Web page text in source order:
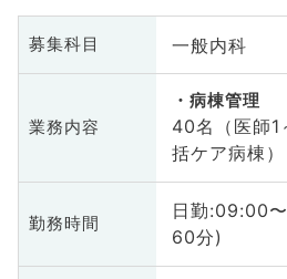
募集科目 一般内科
業務内容
病棟管理
40名（医師1
括ケア病棟）
勤務時間
日勤:09:00
60分)